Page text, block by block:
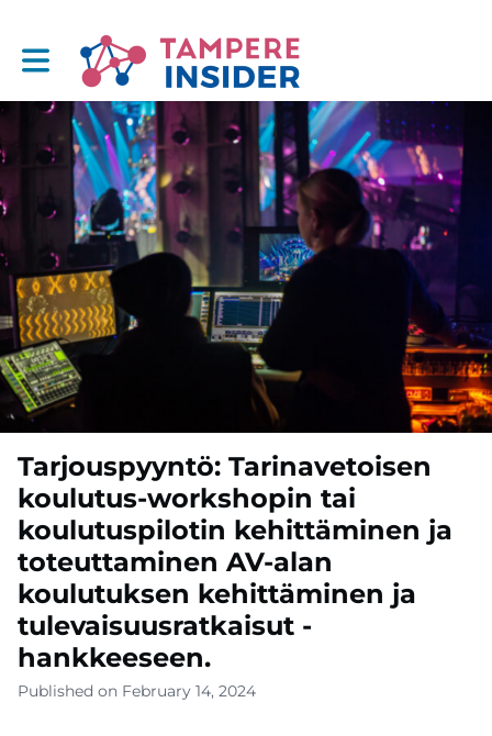
Toggle main navigation
Tarjouspyyntö: Tarinavetoisen
koulutus-workshopin tai
koulutuspilotin kehittäminen ja
toteuttaminen AV-alan
koulutuksen kehittäminen ja
tulevaisuusratkaisut -
hankkeeseen.
Published on February 14, 2024